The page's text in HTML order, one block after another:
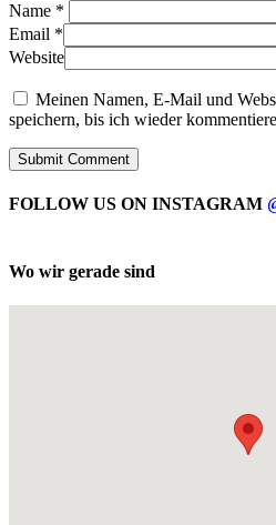
Name *
Email *
Website
Meinen Namen, E-Mail und
speichern, bis ich wieder
FOLLOW US ON INSTAGRAM
Wo wir gerade sind